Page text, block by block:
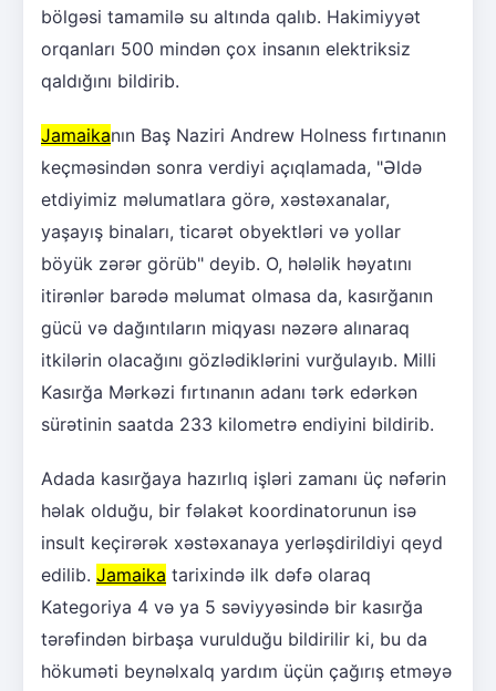
bölgəsi tamamilə su altında qalıb. Hakimiyyət
orqanları 500 mindən çox insanın elektriksiz
qaldığını bildirib.
Jamaikanın Baş Naziri Andrew Holness fırtınanın
keçməsindən sonra verdiyi açıqlamada, "Əldə
etdiyimiz məlumatlara görə, xəstəxanalar,
yaşayış binaları, ticarət obyektləri və yollar
böyük zərər görüb" deyib. O, hələlik həyatını
itirənlər barədə məlumat olmasa da, kasırğanın
gücü və dağıntıların miqyası nəzərə alınaraq
itkilərin olacağını gözlədiklərini vurğulayıb. Milli
Kasırğa Mərkəzi fırtınanın adanı tərk edərkən
sürətinin saatda 233 kilometrə endiyini bildirib.
Adada kasırğaya hazırlıq işləri zamanı üç nəfərin
həlak olduğu, bir fəlakət koordinatorunun isə
insult keçirərək xəstəxanaya yerləşdirildiyi qeyd
edilib. Jamaika tarixində ilk dəfə olaraq
Kategoriya 4 və ya 5 səviyyəsində bir kasırğa
tərəfindən birbaşa vurulduğu bildirilir ki, bu da
hökuməti beynəlxalq yardım üçün çağırış etməyə